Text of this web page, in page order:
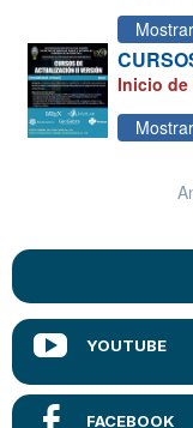
Inicio de